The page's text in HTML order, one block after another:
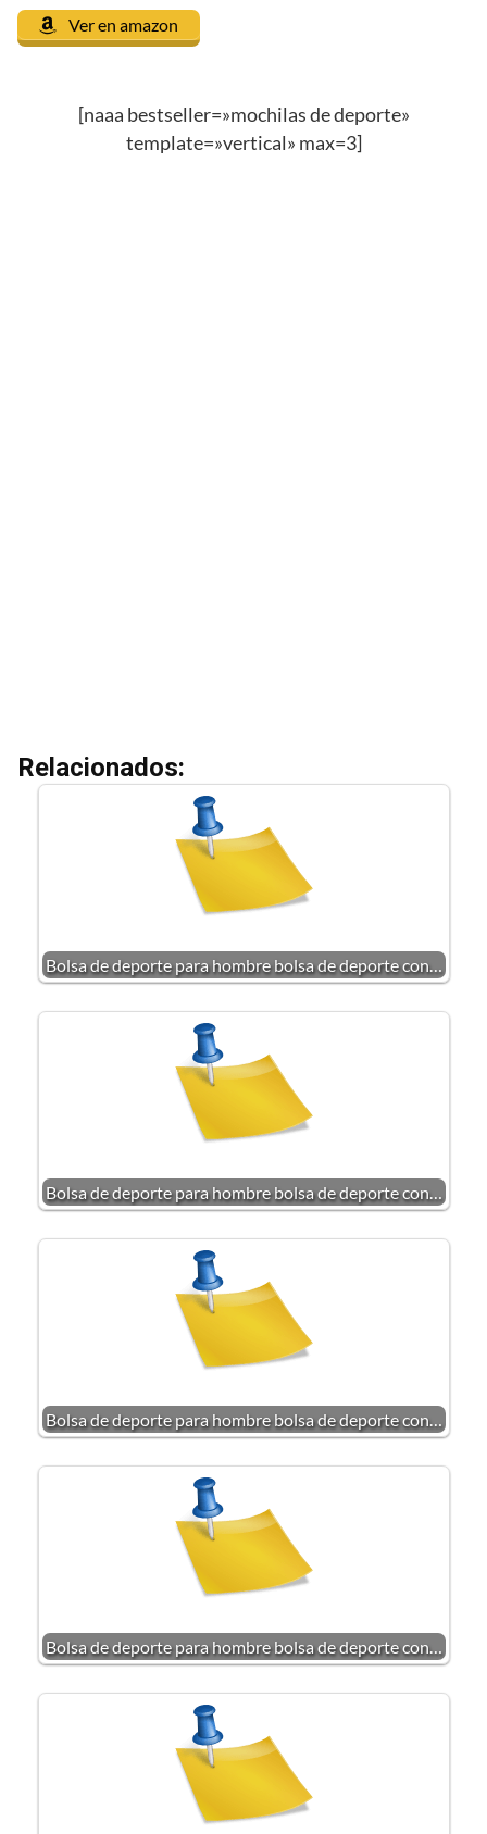
Ver en amazon
[naaa bestseller=»mochilas de deporte»
template=»vertical» max=3]
Relacionados:
Bolsa de deporte para hombre bolsa de deporte con…
Bolsa de deporte para hombre bolsa de deporte con…
Bolsa de deporte para hombre bolsa de deporte con…
Bolsa de deporte para hombre bolsa de deporte con…